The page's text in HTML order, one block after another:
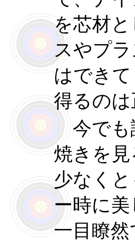
を芯材
スやプ
はでき
得るの
今でも
焼きを
少なく
ー時に
一目瞭